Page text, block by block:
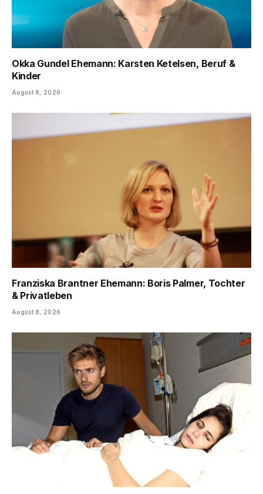
Okka Gundel Ehemann: Karsten Ketelsen, Beruf &
Kinder
August 8, 2026
Franziska Brantner Ehemann: Boris Palmer, Tochter
& Privatleben
August 8, 2026